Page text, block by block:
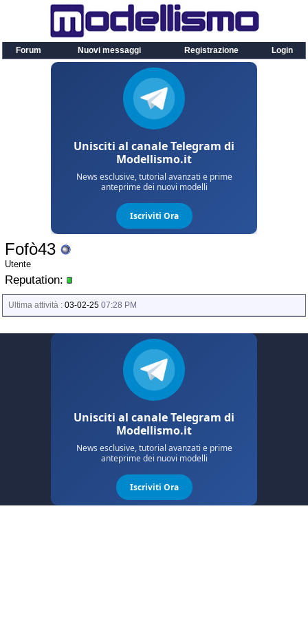
Forum Nuovi messaggi Registrazione Login
Fofò43
Utente
Reputation:
Ultima attività : 03-02-25 07:28 PM